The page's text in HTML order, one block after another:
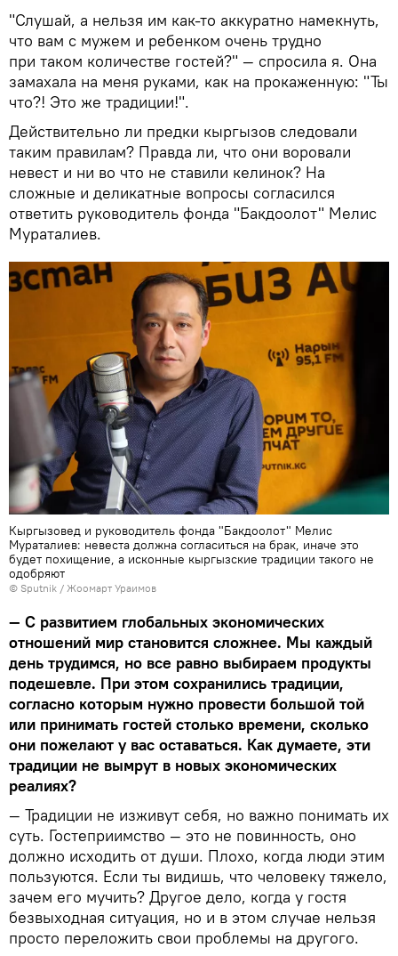
"Слушай, а нельзя им как-то аккуратно намекнуть,
что вам с мужем и ребенком очень трудно
при таком количестве гостей?" — спросила я. Она
замахала на меня руками, как на прокаженную: "Ты
что?! Это же традиции!".
Действительно ли предки кыргызов следовали
таким правилам? Правда ли, что они воровали
невест и ни во что не ставили келинок? На
сложные и деликатные вопросы согласился
ответить руководитель фонда "Бакдоолот" Мелис
Мураталиев.
Кыргызовед и руководитель фонда "Бакдоолот" Мелис
Мураталиев: невеста должна согласиться на брак, иначе это
будет похищение, а исконные кыргызские традиции такого не
одобряют
© Sputnik / Жоомарт Ураимов
— С развитием глобальных экономических
отношений мир становится сложнее. Мы каждый
день трудимся, но все равно выбираем продукты
подешевле. При этом сохранились традиции,
согласно которым нужно провести большой той
или принимать гостей столько времени, сколько
они пожелают у вас оставаться. Как думаете, эти
традиции не вымрут в новых экономических
реалиях?
— Традиции не изживут себя, но важно понимать их
суть. Гостеприимство — это не повинность, оно
должно исходить от души. Плохо, когда люди этим
пользуются. Если ты видишь, что человеку тяжело,
зачем его мучить? Другое дело, когда у гостя
безвыходная ситуация, но и в этом случае нельзя
просто переложить свои проблемы на другого.